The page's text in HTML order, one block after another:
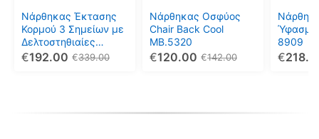
Νάρθηκας Έκτασης
Κορμού 3 Σημείων με
Δελτοστηθιαίες
Ωθήσεις και339.00
€
192.00
€
μπορούν
να
επιλεγούν
στη
Νάρθηκας Οσφύος
Chair Back Cool
MB.5320
142.00
€
120.00
€
μπορούν
να
επιλεγούν
στη
Ύφασμα
8909
€
να
στη